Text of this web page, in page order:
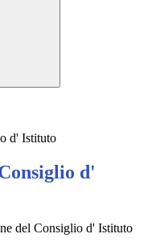
d' Istituto
d'
del Consiglio d' Istituto